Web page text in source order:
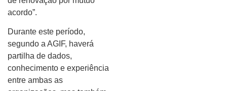
acordo”.
Durante este período,
segundo a AGIF, haverá
partilha de dados,
conhecimento e experiência
entre ambas as